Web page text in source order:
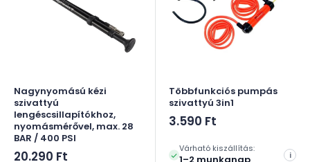
Nagynyomású kézi
szivattyú
lengéscsillapítókhoz,
nyomásmérővel, max. 28
BAR / 400 PSI
Akciós
20.290 Ft
Többfunkciós pumpás
szivattyú 3in1
Akciós
3.590 Ft
Várható kiszállítás:
i